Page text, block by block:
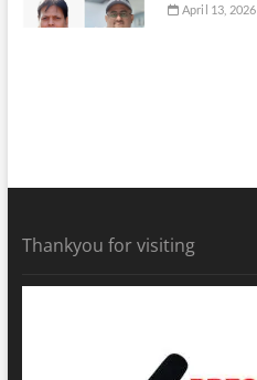
April 13, 2026
Thankyou for visiting